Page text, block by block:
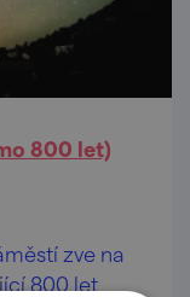
800 let)
zve na
800 let